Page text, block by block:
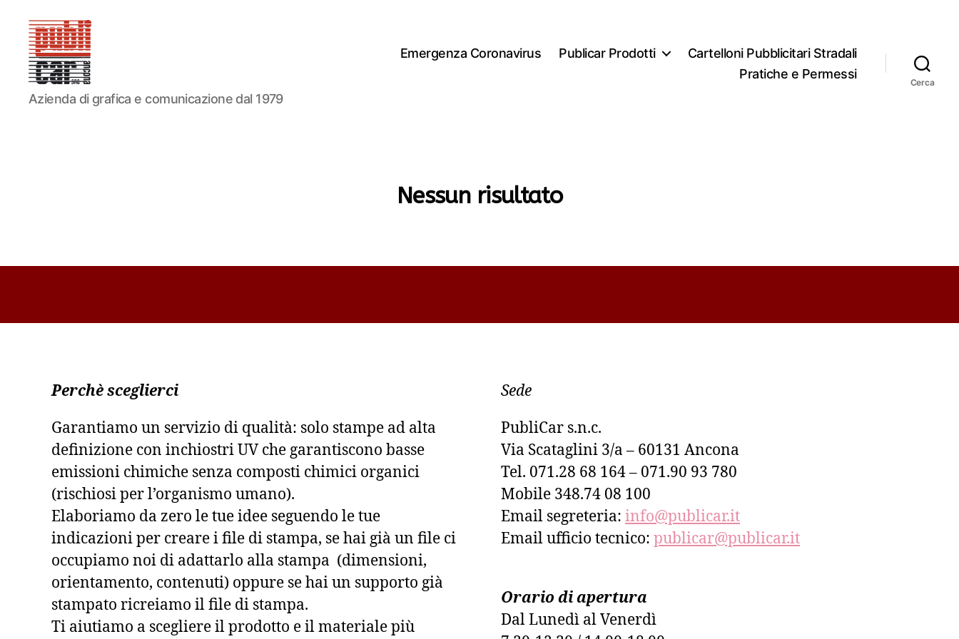
PUBLICAR
ADESIVI
Azienda di grafica e comunicazione dal 1979
Emergenza Coronavirus Publicar Prodotti
Cartelloni Pubblicitari Stradali
Pratiche e Permessi
Cerca
Nessun risultato
Perchè sceglierci
Garantiamo un servizio di qualità: solo stampe ad alta
definizione con inchiostri UV che garantiscono basse
emissioni chimiche senza composti chimici organici
(rischiosi per l’organismo umano).
Elaboriamo da zero le tue idee seguendo le tue
indicazioni per creare i file di stampa, se hai già un file ci
occupiamo noi di adattarlo alla stampa (dimensioni,
orientamento, contenuti) oppure se hai un supporto già
stampato ricreiamo il file di stampa.
Ti aiutiamo a scegliere il prodotto e il materiale più
Sede
PubliCar s.n.c.
Via Scataglini 3/a – 60131 Ancona
Tel. 071.28 68 164 – 071.90 93 780
Mobile 348.74 08 100
Email segreteria: info@publicar.it
Email ufficio tecnico: publicar@publicar.it
Orario di apertura
Dal Lunedì al Venerdì